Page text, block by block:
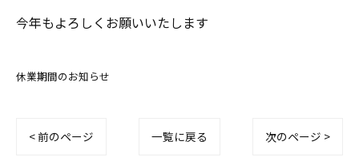
今年もよろしくお願いいたします
休業期間のお知らせ
< 前のページ 一覧に戻る 次のページ >